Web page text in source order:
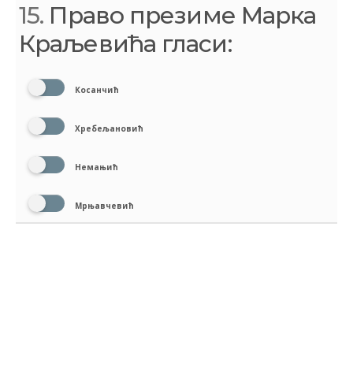
15. Право презиме Марка
Краљевића гласи:
Косанчић
Хребељановић
Немањић
Мрњавчевић